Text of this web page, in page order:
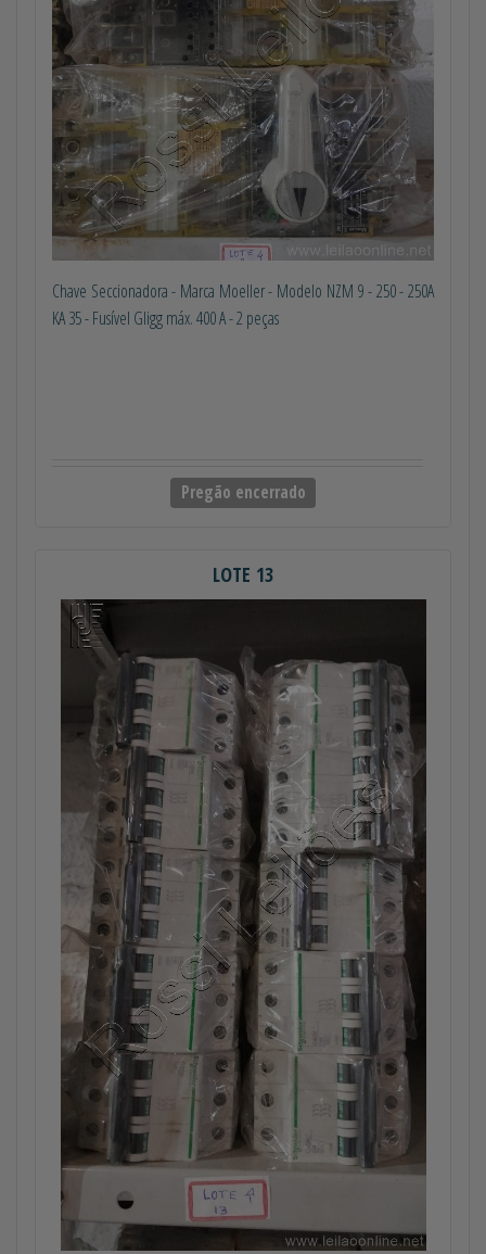
Chave Seccionadora - Marca Moeller - Modelo NZM 9 - 250 - 250A
KA 35 - Fusível Gligg máx. 400 A - 2 peças
Pregão encerrado
LOTE 13